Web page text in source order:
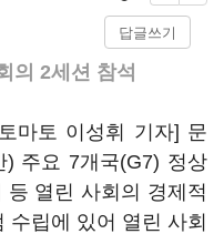
답글쓰기
의 2세션 참석
마토 이성휘 기자] 문
) 주요 7개국(G7) 정상
열린 사회의 경제적
수립에 있어 열린 사회